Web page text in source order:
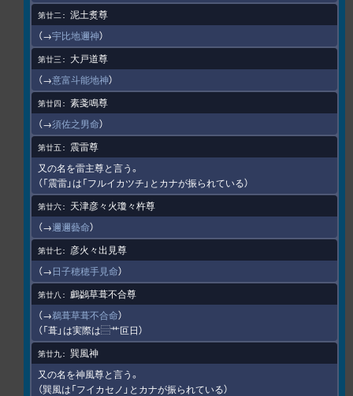
泥土煑尊
（→宇比地邇神）
大戸道尊
（→意富斗能地神）
素戔鳴尊
（→須佐之男命）
震雷尊
又の名を雷主尊と言う。
（「震雷」は「フルイカツチ」とカナが振られている）
天津彦々火瓊々杵尊
（→邇邇藝命）
彦火々出見尊
（→日子穂穂手見命）
鸕鷁草葺不合尊
（→鵜葺草葺不合命）
（「葺」は実際は⿳艹叵日）
巽風神
又の名を神風尊と言う。
（巽風は「フイカセノ」とカナが振られている）